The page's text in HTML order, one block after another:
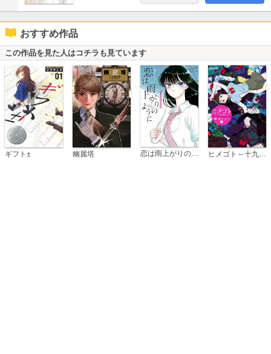
おすすめ作品
この作品を見た人はコチラも見ています
ギフト± 幽麗塔 恋は雨上がりのように